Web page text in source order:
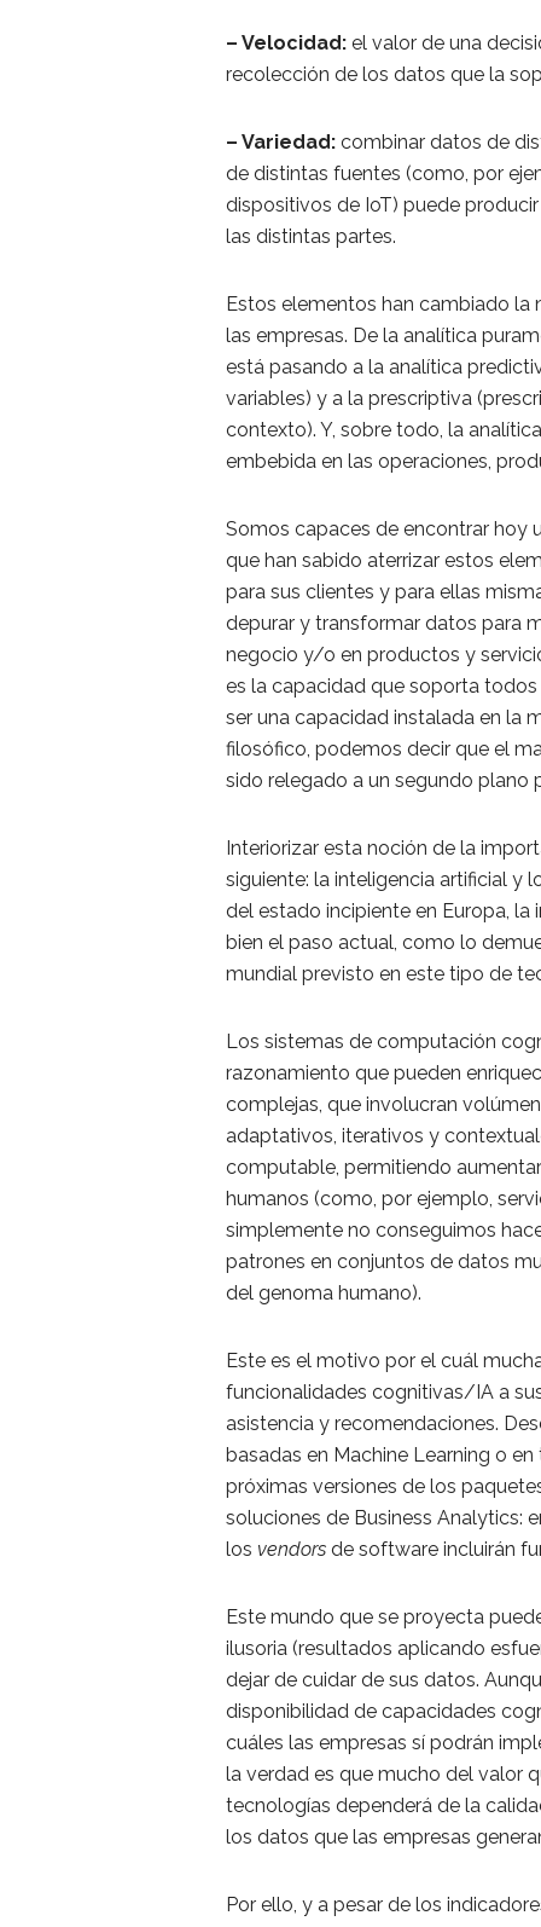
– Velocidad: el valor de una
recolección de los datos que la
– Variedad: combinar datos de
de distintas fuentes (como, por
dispositivos de IoT) puede
las distintas partes.
Estos elementos han cambiado la
las empresas. De la analítica
está pasando a la analítica
variables) y a la prescriptiva
contexto). Y, sobre todo, la
embebida en las operaciones,
Somos capaces de encontrar hoy
que han sabido aterrizar estos
para sus clientes y para ellas
depurar y transformar datos para
negocio y/o en productos y
es la capacidad que soporta
ser una capacidad instalada en la
filosófico, podemos decir que el
sido relegado a un segundo plano
Interiorizar esta noción de la
siguiente: la inteligencia artificial y
del estado incipiente en Europa, la
bien el paso actual, como lo
mundial previsto en este tipo de
Los sistemas de computación
razonamiento que pueden
complejas, que involucran
adaptativos, iterativos y
computable, permitiendo
humanos (como, por ejemplo,
simplemente no conseguimos
patrones en conjuntos de datos
del genoma humano).
Este es el motivo por el cuál
funcionalidades cognitivas/IA a
asistencia y recomendaciones.
basadas en Machine Learning o
próximas versiones de los
soluciones de Business Analytics:
los vendors de software incluirán
Este mundo que se proyecta
ilusoria (resultados aplicando
dejar de cuidar de sus datos.
disponibilidad de capacidades
cuáles las empresas sí podrán
la verdad es que mucho del valor
tecnologías dependerá de la
los datos que las empresas
Por ello, y a pesar de los